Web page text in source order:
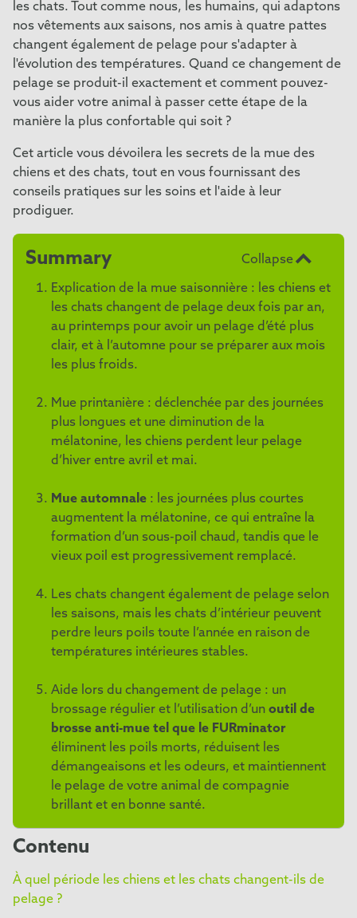
les chats. Tout comme nous, les humains, qui adaptons
nos vêtements aux saisons, nos amis à quatre pattes
changent également de pelage pour s'adapter à
l'évolution des températures. Quand ce changement de
pelage se produit-il exactement et comment pouvez-
vous aider votre animal à passer cette étape de la
manière la plus confortable qui soit ?
Cet article vous dévoilera les secrets de la mue des
chiens et des chats, tout en vous fournissant des
conseils pratiques sur les soins et l'aide à leur
prodiguer.
Summary Collapse
Explication de la mue saisonnière : les chiens et
les chats changent de pelage deux fois par an,
au printemps pour avoir un pelage d’été plus
clair, et à l’automne pour se préparer aux mois
les plus froids.
Mue printanière : déclenchée par des journées
plus longues et une diminution de la
mélatonine, les chiens perdent leur pelage
d’hiver entre avril et mai.
Mue automnale : les journées plus courtes
augmentent la mélatonine, ce qui entraîne la
formation d’un sous-poil chaud, tandis que le
vieux poil est progressivement remplacé.
Les chats changent également de pelage selon
les saisons, mais les chats d’intérieur peuvent
perdre leurs poils toute l’année en raison de
températures intérieures stables.
Aide lors du changement de pelage : un
brossage régulier et l’utilisation d’un outil de
brosse anti-mue tel que le FURminator
éliminent les poils morts, réduisent les
démangeaisons et les odeurs, et maintiennent
le pelage de votre animal de compagnie
brillant et en bonne santé.
Contenu
À quel période les chiens et les chats changent-ils de
pelage ?